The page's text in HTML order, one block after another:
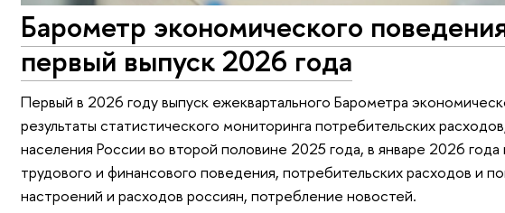
Барометр экономического
первый выпуск 2026 года
Первый в 2026 году выпуск ежеквартального Барометра
результаты статистического мониторинга потребительских
населения России во второй половине 2025 года, в январе 2026
трудового и финансового поведения, потребительских расходов и
настроений и расходов россиян, потребление новостей.